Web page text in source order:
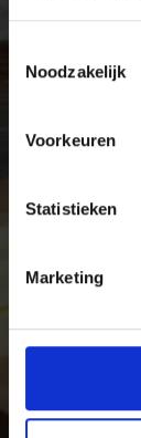
Noodzakelijk
Voorkeuren
Statistieken
Marketing